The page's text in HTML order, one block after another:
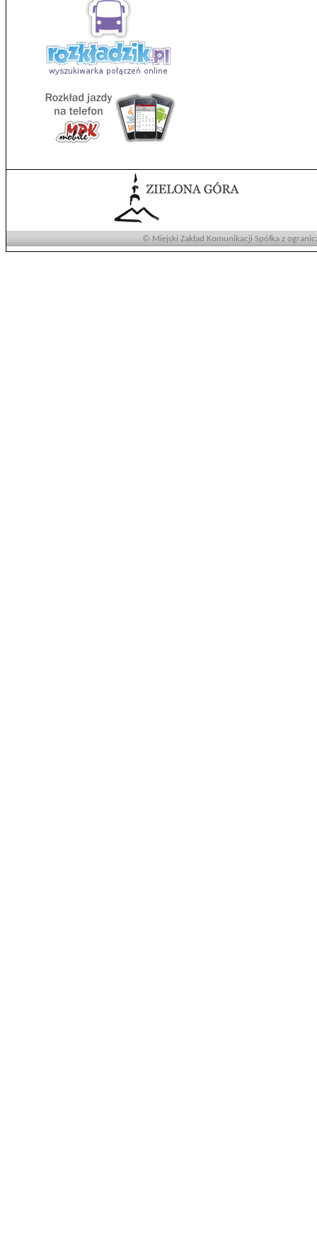
© Miejski Zakład Komunikacji Spółka z